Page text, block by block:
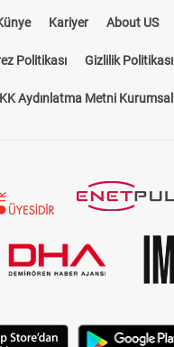
Kariyer About US
Politikası Gizlilik Politikası
Aydınlatma Metni Kurumsal